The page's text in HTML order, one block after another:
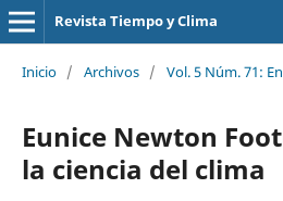
Revista Tiempo y Clima
Inicio / Archivos / Vol. 5 Núm. 71:
Eunice Newton
la ciencia del clima